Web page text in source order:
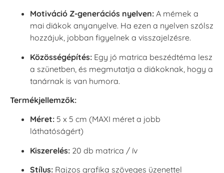
Motiváció Z-generációs nyelven: A mémek a
mai diákok anyanyelve. Ha ezen a nyelven szólsz
hozzájuk, jobban figyelnek a visszajelzésre.
Közösségépítés: Egy jó matrica beszédtéma lesz
a szünetben, és megmutatja a diákoknak, hogy a
tanárnak is van humora.
Termékjellemzők:
Méret: 5 x 5 cm (MAXI méret a jobb
láthatóságért)
Kiszerelés: 20 db matrica / ív
Stílus: Rajzos grafika szöveges üzenettel